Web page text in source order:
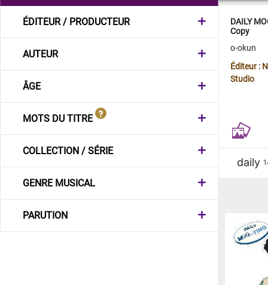
ÉDITEUR / PRODUCTEUR
AUTEUR
ÂGE
MOTS DU TITRE
COLLECTION / SÉRIE
GENRE MUSICAL
PARUTION
DAILY
Copy
o-okun
Éditeur :
Studio
daily